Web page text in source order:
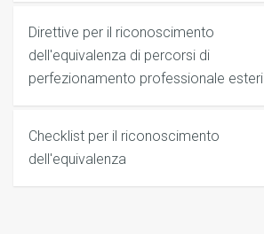
Direttive per il riconoscimento
dell'equivalenza di percorsi di
perfezionamento professionale esteri
Checklist per il riconoscimento
dell'equivalenza